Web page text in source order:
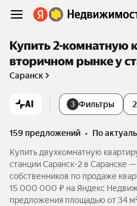
Купить 2-комнатную
вторичном рынке у
Саранск
AI 3 Фильтры
159 предложений •
по
Купить двухкомнатную
станции Саранск-2 в Саранске
собственников по продаже
15 000 000 ₽ на Яндекс
предложения площадью от 34